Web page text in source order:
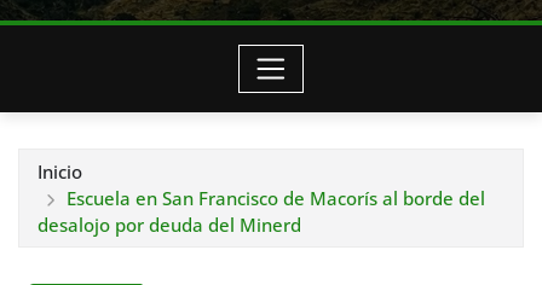
Inicio
Escuela en San Francisco de Macorís al borde del
desalojo por deuda del Minerd